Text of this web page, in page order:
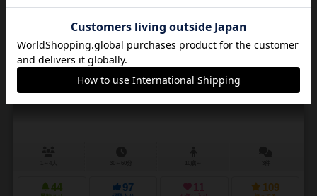
No.16
スペースインベスターズ
Space Investers
44 97 11 109